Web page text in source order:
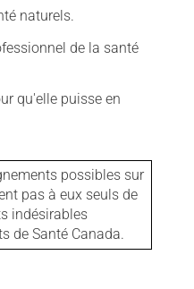
naturels.
de la santé
qu'elle puisse en
possibles sur
pas à eux seuls de
indésirables
de Santé Canada.